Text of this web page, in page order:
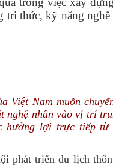
tri thức, kỹ năng
Việt Nam muốn
nghệ nhân vào vị trí
hưởng lợi trực tiếp từ
phát triển du lịch